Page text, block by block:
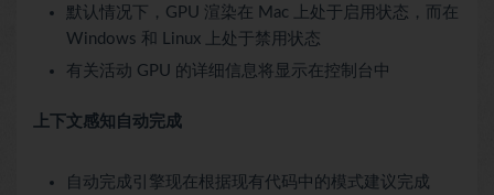
默认情况下，GPU 渲染在 Mac 上处于启用状态，而在
Windows 和 Linux 上处于禁用状态
有关活动 GPU 的详细信息将显示在控制台中
上下文感知自动完成
自动完成引擎现在根据现有代码中的模式建议完成